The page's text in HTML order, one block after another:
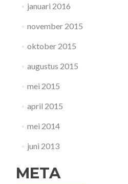
januari 2016
november 2015
oktober 2015
augustus 2015
mei 2015
april 2015
mei 2014
juni 2013
META